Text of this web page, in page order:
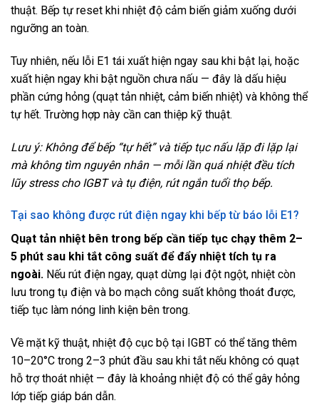
thuật. Bếp tự reset khi nhiệt độ cảm biến giảm xuống dưới
ngưỡng an toàn.
Tuy nhiên, nếu lỗi E1 tái xuất hiện ngay sau khi bật lại, hoặc
xuất hiện ngay khi bật nguồn chưa nấu — đây là dấu hiệu
phần cứng hỏng (quạt tản nhiệt, cảm biến nhiệt) và không thể
tự hết. Trường hợp này cần can thiệp kỹ thuật.
Lưu ý: Không để bếp “tự hết” và tiếp tục nấu lặp đi lặp lại
mà không tìm nguyên nhân — mỗi lần quá nhiệt đều tích
lũy stress cho IGBT và tụ điện, rút ngắn tuổi thọ bếp.
Tại sao không được rút điện ngay khi bếp từ báo lỗi E1?
Quạt tản nhiệt bên trong bếp cần tiếp tục chạy thêm 2–
5 phút sau khi tắt công suất để đẩy nhiệt tích tụ ra
ngoài. Nếu rút điện ngay, quạt dừng lại đột ngột, nhiệt còn
lưu trong tụ điện và bo mạch công suất không thoát được,
tiếp tục làm nóng linh kiện bên trong.
Về mặt kỹ thuật, nhiệt độ cục bộ tại IGBT có thể tăng thêm
10–20°C trong 2–3 phút đầu sau khi tắt nếu không có quạt
hỗ trợ thoát nhiệt — đây là khoảng nhiệt độ có thể gây hỏng
lớp tiếp giáp bán dẫn.